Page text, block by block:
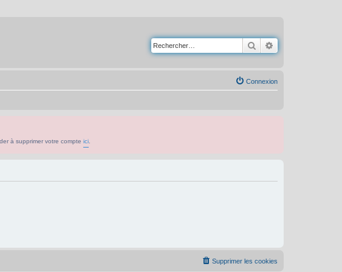
Rechercher
Connexion
à supprimer votre compte ici
Supprimer les cookies